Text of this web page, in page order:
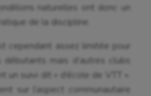
naturelles ont donc un
de la discipline.
cependant assez limitée pour
mais d’autres clubs
suivi dit « d’école de VTT ».
sur l’aspect communautaire